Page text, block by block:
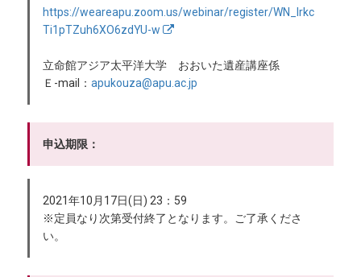
https://weareapu.zoom.us/webinar/register/WN_lrkc
Ti1pTZuh6XO6zdYU-w
立命館アジア太平洋大学 おおいた遺産講座係
Ｅ-mail：apukouza@apu.ac.jp
申込期限：
2021年10月17日(日) 23：59
※定員なり次第受付終了となります。ご了承くださ
い。